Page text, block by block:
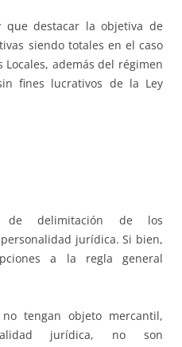
que destacar la objetiva de
siendo totales en el caso
Locales, además del régimen
fines lucrativos de la Ley
de delimitación de los
jurídica. Si bien,
a la regla general
tengan objeto mercantil,
jurídica, no son